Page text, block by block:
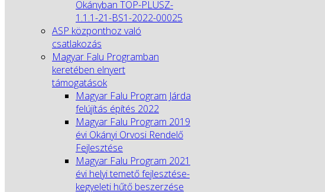
Okányban TOP-PLUSZ-
1.1.1-21-BS1-2022-00025
ASP központhoz való
csatlakozás
Magyar Falu Programban
keretében elnyert
támogatások
Magyar Falu Program Járda
felújítás építés 2022
Magyar Falu Program 2019
évi Okányi Orvosi Rendelő
Fejlesztése
Magyar Falu Program 2021
évi helyi temető fejlesztése-
kegyeleti hűtő beszerzése